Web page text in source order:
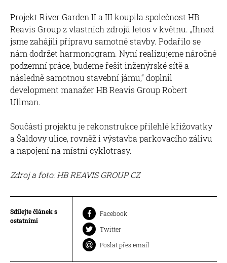
Projekt River Garden II a III koupila společnost HB
Reavis Group z vlastních zdrojů letos v květnu. „Ihned
jsme zahájili přípravu samotné stavby. Podařilo se
nám dodržet harmonogram. Nyní realizujeme náročné
podzemní práce, budeme řešit inženýrské sítě a
následně samotnou stavební jámu,“ doplnil
development manažer HB Reavis Group Robert
Ullman.
Součástí projektu je rekonstrukce přilehlé křižovatky
a Šaldovy ulice, rovněž i výstavba parkovacího zálivu
a napojení na místní cyklotrasy.
Zdroj a foto: HB REAVIS GROUP CZ
Sdílejte článek s
ostatními
Facebook
Twitter
Poslat přes email